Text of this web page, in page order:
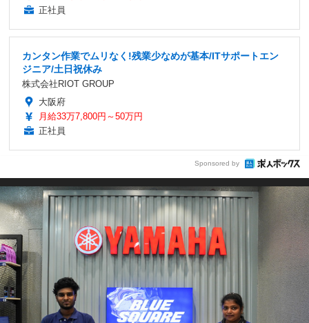
正社員
カンタン作業でムリなく!残業少なめが基本/ITサポートエン
ジニア/土日祝休み
株式会社RIOT GROUP
大阪府
月給33万7,800円～50万円
正社員
Sponsored by